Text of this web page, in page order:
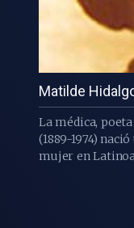
Matilde
La médica,
(1889-1974)
mujer en